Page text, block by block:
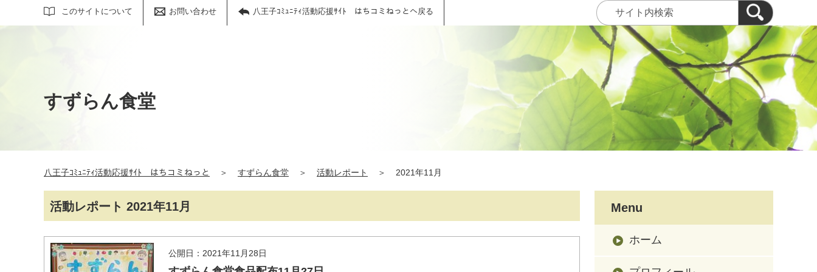
このサイトについて お問い合わせ 八王子ｺﾐｭﾆﾃｨ活動応援ｻｲﾄ はちコミねっとへ戻る
サイト内検索
すずらん食堂
八王子ｺﾐｭﾆﾃｨ活動応援ｻｲﾄ はちコミねっと ＞ すずらん食堂 ＞ 活動レポート ＞ 2021年11月
活動レポート 2021年11月
公開日：2021年11月28日
Menu
ホーム